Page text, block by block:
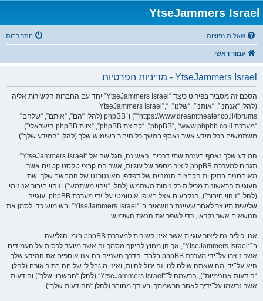
YtseJammers Israel
שאלות נפוצות התחברות
עמוד ראשי
YtseJammers Israel - מדיניות הפרטיות
הסכם זה מסביר בפירוט כיצד “YtseJammers Israel” יחד עם החברות הקשורות אליה
(להלן “אנחנו”, “אותנו”, “שלנו”, “YtseJammers Israel”,
“https://www.dreamtheater.co.il/forums”) ו־phpBB (להלן “הם”, “אותם”, “שלהם”,
“מערכת phpBB”, “www.phpbb.co.il”, “קבוצת phpBB”, “צוות phpBB הישראלי”)
משתמשים בכל מידע אשר נאסף במשך כל חיבור בשימוש שלך (להלן “המידע שלך”).
המידע שלך נאסף בעזרת שתי דרכים. ראשונה, הגלישה אל “YtseJammers Israel”
תגרום למערכת phpBB ליצור מספר של עוגיות, אשר הם קבצי טקסט קטנים אשר
מאוחסנים בתיקיית הקבצים הזמניים של דפדפן האינטרנט של המחשב שלך. שתי
העוגיות הראשונות מכילות רק זיהות משתמש (להלן “זיהוי משתמש”) וזיהוי חיבור אנונימי
(להלן “זיהוי חיבור”), הנקבעים אצל באופן אוטומטי על־ידי מערכת phpBB. עוגייה
שלישית תיווצר לאחר שעיינת בנושאים ב־“YtseJammers Israel” ובשימוש כדי לסמן את
הנושאים אשר נקראו, כדי לשפר את הנאת השימוש.
אנו יכולים גם ליצור עוגיות אשר אינן קשורות למערכת phpBB בזמן הגלישה
ב־“YtseJammers Israel”, אך הן מחוץ להיקף מסמך זה אשר מיועד לכסות על העמודים
אשר נוצרו על־ידי מערכת phpBB בלבד. הדרך השנייה בה אנו אוספים את המידע שלך
היא על־ידי מה שאתה שולח לנו. זה יכול להיות, ואינו מוגבל ל: שליחה בתור אורח (להלן
“הודעות אנונימיות”), הרשמה ל־“YtseJammers Israel” (להלן “החשבון שלך”) והודעות
אשר נרשמו על־ידיך לאחר הרשמתך ובעודך מחובר (להלן “ההודעות שלך”).